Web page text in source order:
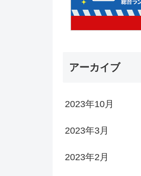
アーカイブ
2023年10月
2023年3月
2023年2月